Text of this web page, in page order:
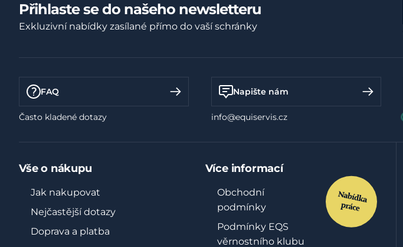
Přihlaste se do našeho newsletteru
Exkluzivní nabídky zasílané přímo do vaší schránky
FAQ
Často kladené dotazy
Napište nám
info@equiservis.cz
Vše o nákupu
Jak nakupovat
Nejčastější dotazy
Doprava a platba
Více informací
Obchodní
podmínky
Podmínky EQS
věrnostního klubu